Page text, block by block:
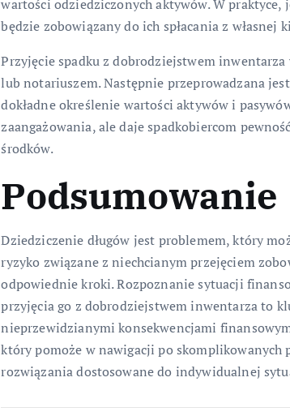
wartości odziedziczonych aktywów. W
będzie zobowiązany do ich spłacania z własnej
Przyjęcie spadku z dobrodziejstwem inwentarza
lub notariuszem. Następnie przeprowadzana
dokładne określenie wartości aktywów i
zaangażowania, ale daje spadkobiercom
środków.
Podsumowanie
Dziedziczenie długów jest problemem, który
ryzyko związane z niechcianym przejęciem
odpowiednie kroki. Rozpoznanie sytuacji
przyjęcia go z dobrodziejstwem inwentarza to
nieprzewidzianymi konsekwencjami
który pomoże w nawigacji po skomplikowanych
rozwiązania dostosowane do indywidualnej